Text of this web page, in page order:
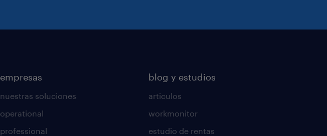
empresas
nuestras soluciones
operational
professional
blog y estudios
articulos
workmonitor
estudio de rentas